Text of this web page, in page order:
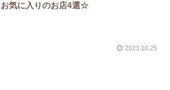
お気に入りのお店4選☆
2023.10.25